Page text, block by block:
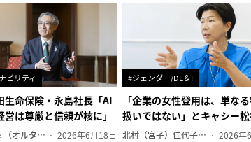
ビリティ
生命保険・永島社長「AI
営は尊厳と信頼が核に」
池田 真隆 （オルタナ輪番編集長） 2026年6月18日
#ジェンダー/DE＆I
「企業の女性登用は、単な
扱いではない」とキャシー
北村（宮子）佳代子（オルタナ輪番編集長） 2026年